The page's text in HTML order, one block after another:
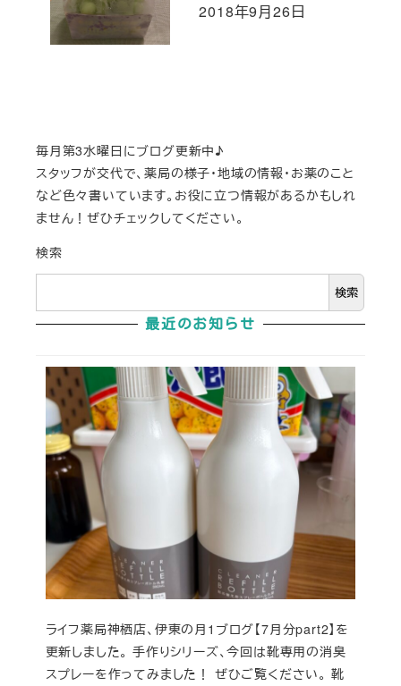
投稿日
2018年9月26日
毎月第3水曜日にブログ更新中♪
スタッフが交代で、薬局の様子・地域の情報・お薬のこと
など色々書いています。お役に立つ情報があるかもしれ
ません！ぜひチェックしてください。
検索
検索
最近のお知らせ
ライフ薬局神栖店、伊東の月1ブログ【7月分part2】を
更新しました。 手作りシリーズ、今回は靴専用の消臭
スプレーを作ってみました！ ぜひご覧ください。 靴